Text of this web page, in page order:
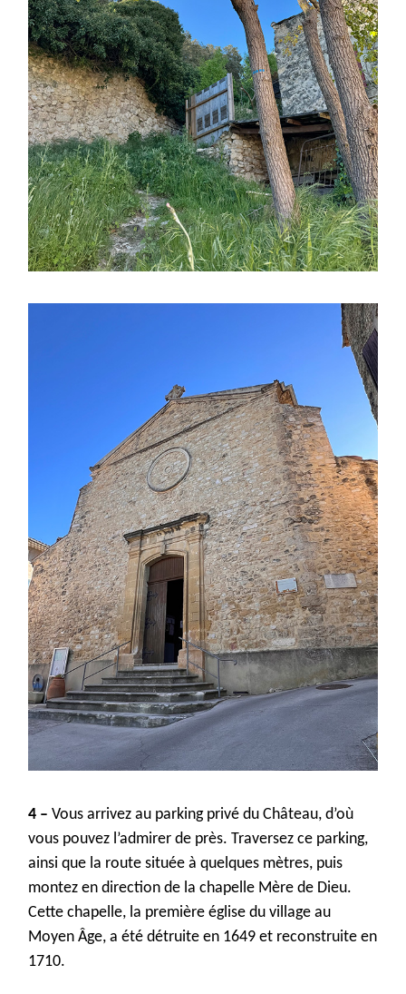
4 – Vous arrivez au parking privé du Château, d’où
vous pouvez l’admirer de près. Traversez ce parking,
ainsi que la route située à quelques mètres, puis
montez en direction de la chapelle Mère de Dieu.
Cette chapelle, la première église du village au
Moyen Âge, a été détruite en 1649 et reconstruite en
1710.